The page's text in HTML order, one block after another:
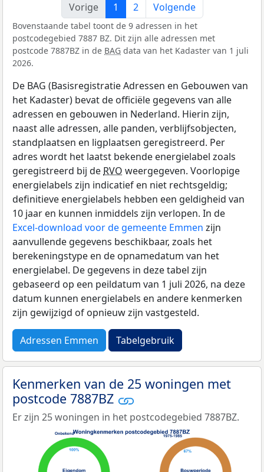
Vorige
1 2 Volgende
Bovenstaande tabel toont de 9 adressen in het
postcodegebied 7887 BZ. Dit zijn alle adressen met
postcode 7887BZ in de BAG data van het Kadaster van 1 juli
2026.
De BAG (Basisregistratie Adressen en Gebouwen van
het Kadaster) bevat de officiële gegevens van alle
adressen en gebouwen in Nederland. Hierin zijn,
naast alle adressen, alle panden, verblijfsobjecten,
standplaatsen en ligplaatsen geregistreerd. Per
adres wordt het laatst bekende energielabel zoals
geregistreerd bij de RVO weergegeven. Voorlopige
energielabels zijn indicatief en niet rechtsgeldig;
definitieve energielabels hebben een geldigheid van
10 jaar en kunnen inmiddels zijn verlopen. In de
Excel-download voor de gemeente Emmen zijn
aanvullende gegevens beschikbaar, zoals het
berekeningstype en de opnamedatum van het
energielabel. De gegevens in deze tabel zijn
gebaseerd op een peildatum van 1 juli 2026, na deze
datum kunnen energielabels en andere kenmerken
zijn gewijzigd of opnieuw zijn vastgesteld.
Adressen Emmen Tabelgebruik
Kenmerken van de 25 woningen met
postcode 7887BZ
Er zijn 25 woningen in het postcodegebied 7887BZ.